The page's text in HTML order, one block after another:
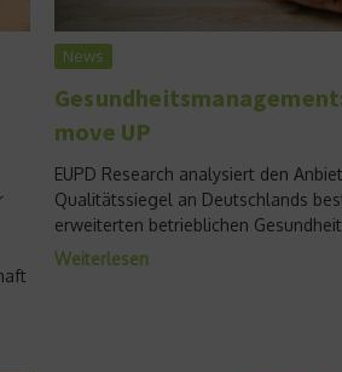
News
move UP
EUPD Research analysiert den
Qualitätssiegel an Deutschlands
erweiterten betrieblichen
Weiterlesen